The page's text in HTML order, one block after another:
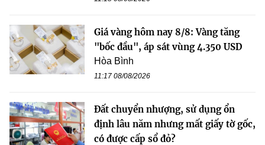
Giá vàng hôm nay 8/8: Vàng tăng
"bốc đầu", áp sát vùng 4.350 USD
Hòa Bình
11:17 08/08/2026
Đất chuyển nhượng, sử dụng ổn
định lâu năm nhưng mất giấy tờ gốc,
có được cấp sổ đỏ?